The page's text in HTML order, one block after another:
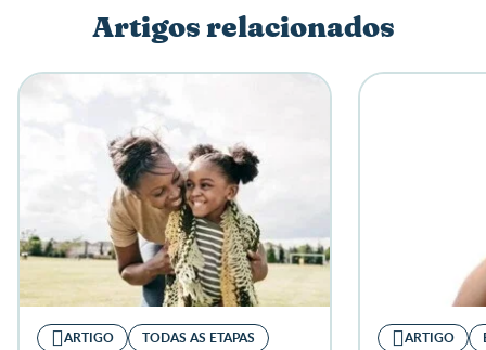
Escreva a sua opinião
Artigos relacionados
ARTIGO TODAS AS ETAPAS ARTIGO